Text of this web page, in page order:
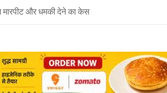
तुरंत मिलेगा समाधान
पर कई ट्रेनों के ठहराव की मांग
दुकानें बंद कर व्यापारियों ने दी श्रद्धांजलि